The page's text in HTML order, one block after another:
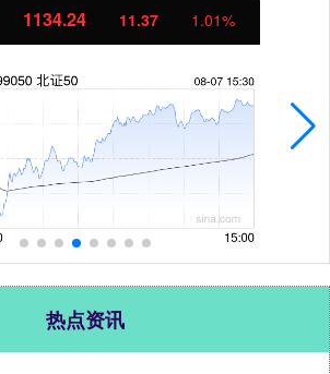
1134.24 11.37 1.01%
热点资讯